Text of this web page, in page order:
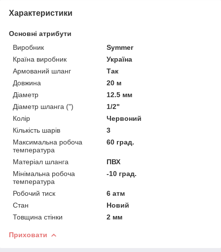
Характеристики
Основні атрибути
Виробник
Symmer
Країна виробник
Україна
Армований шланг
Так
Довжина
20 м
Діаметр
12.5 мм
Діаметр шланга (")
1/2"
Колір
Червоний
Кількість шарів
3
Максимальна робоча
температура
60 град.
Матеріал шланга
ПВХ
Мінімальна робоча
температура
-10 град.
Робочий тиск
6 атм
Стан
Новий
Товщина стінки
2 мм
Приховати